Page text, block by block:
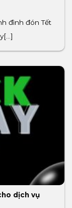
đình đón Tết
dịch vụ